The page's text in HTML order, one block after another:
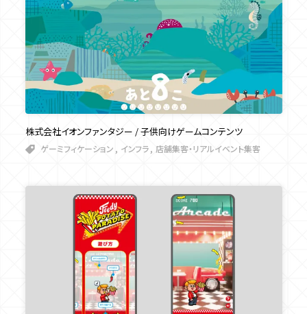
株式会社イオンファンタジー / 子供向けゲームコンテンツ
ゲーミフィケーション インフラ 店舗集客・リアルイベント集客